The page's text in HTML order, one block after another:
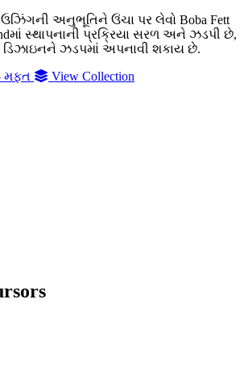
અનુભૂતિને ઉંચા પર લેવો Boba Fett
સ્થાપનાની પ્રક્રિયા સરળ અને ઝડપી છે,
ઝડપમાં અપનાવી શકાય છે.
મફત
View Collection